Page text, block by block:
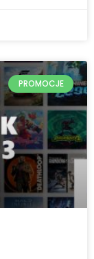
PROMOCJE